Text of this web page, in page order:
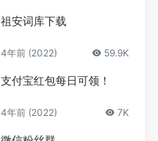
祖安词库下载
4年前 (2022) 59.9K
支付宝红包每日可领！
4年前 (2022) 7K